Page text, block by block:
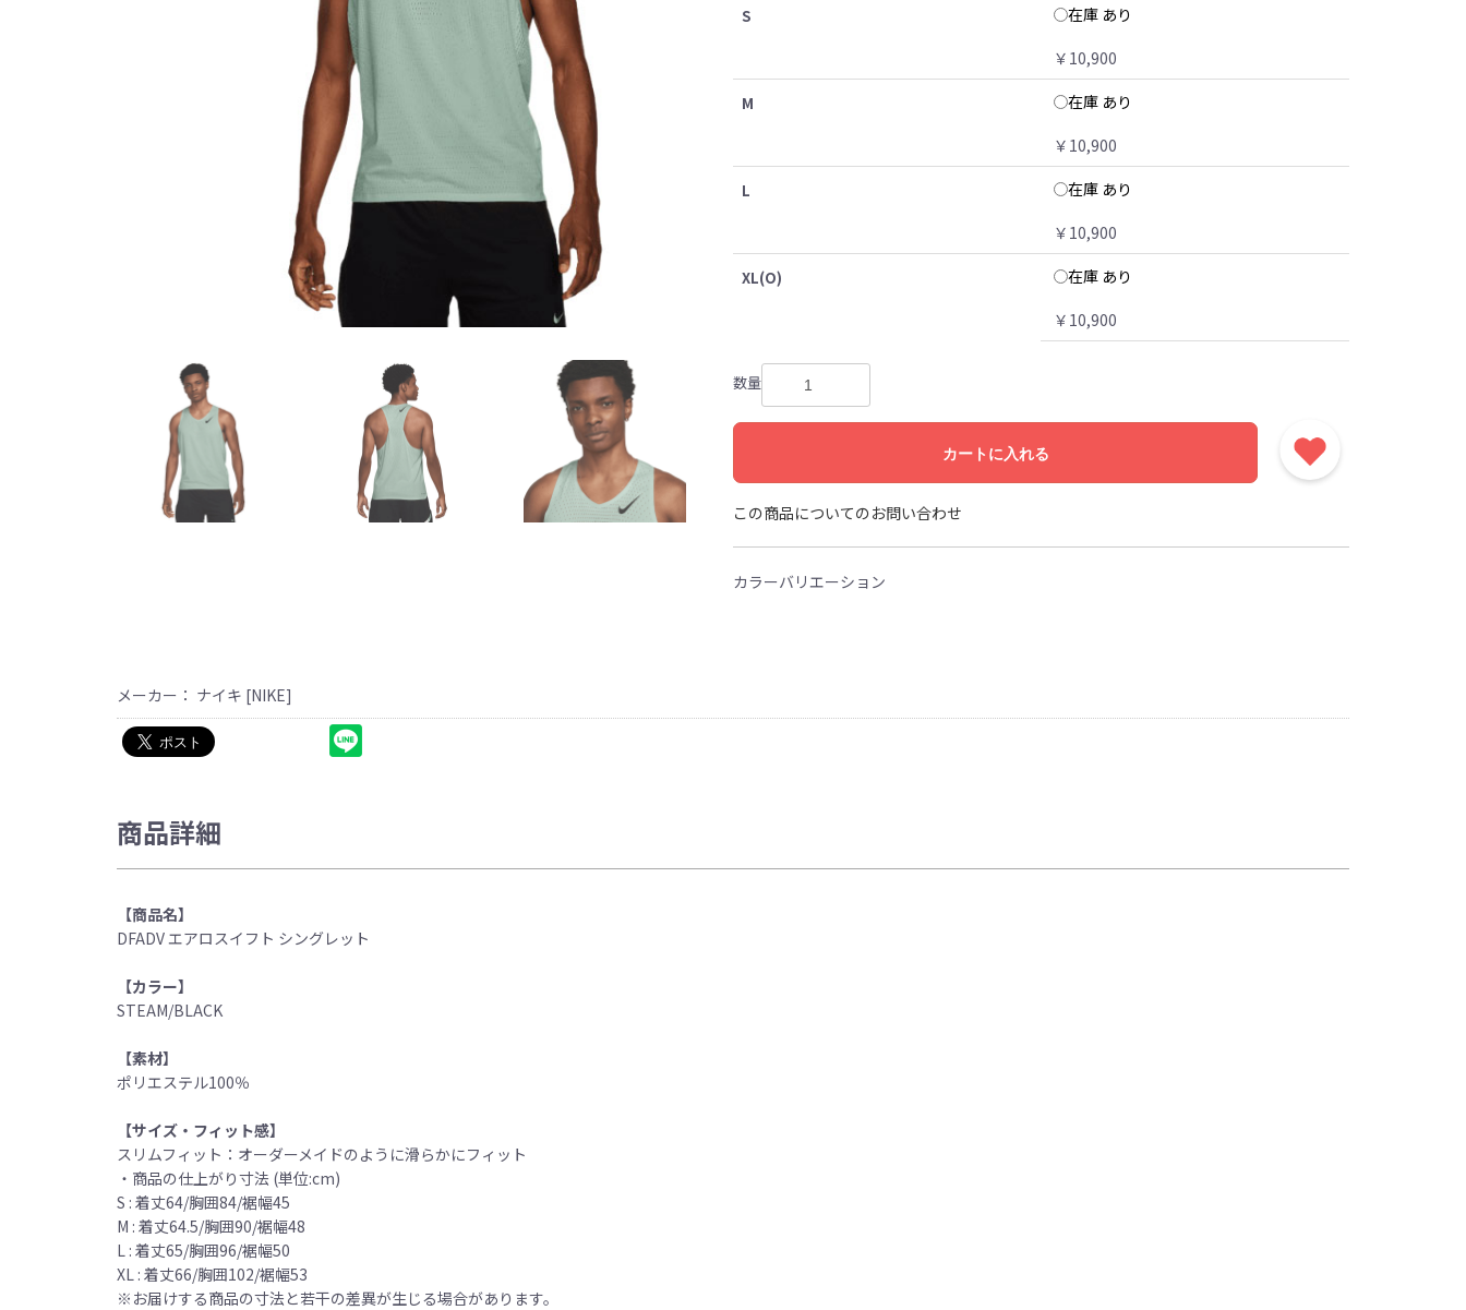
S
在庫 あり
￥10,900
M
在庫 あり
￥10,900
L
在庫 あり
￥10,900
XL(O)
在庫 あり
￥10,900
数量
カートに入れる
この商品についてのお問い合わせ
カラーバリエーション
メーカー： ナイキ [NIKE]
商品詳細
【商品名】
DFADV エアロスイフト シングレット
【カラー】
STEAM/BLACK
【素材】
ポリエステル100％
【サイズ・フィット感】
スリムフィット：オーダーメイドのように滑らかにフィット
・商品の仕上がり寸法 (単位:cm)
S : 着丈64/胸囲84/裾幅45
M : 着丈64.5/胸囲90/裾幅48
L : 着丈65/胸囲96/裾幅50
XL : 着丈66/胸囲102/裾幅53
※お届けする商品の寸法と若干の差異が生じる場合があります。